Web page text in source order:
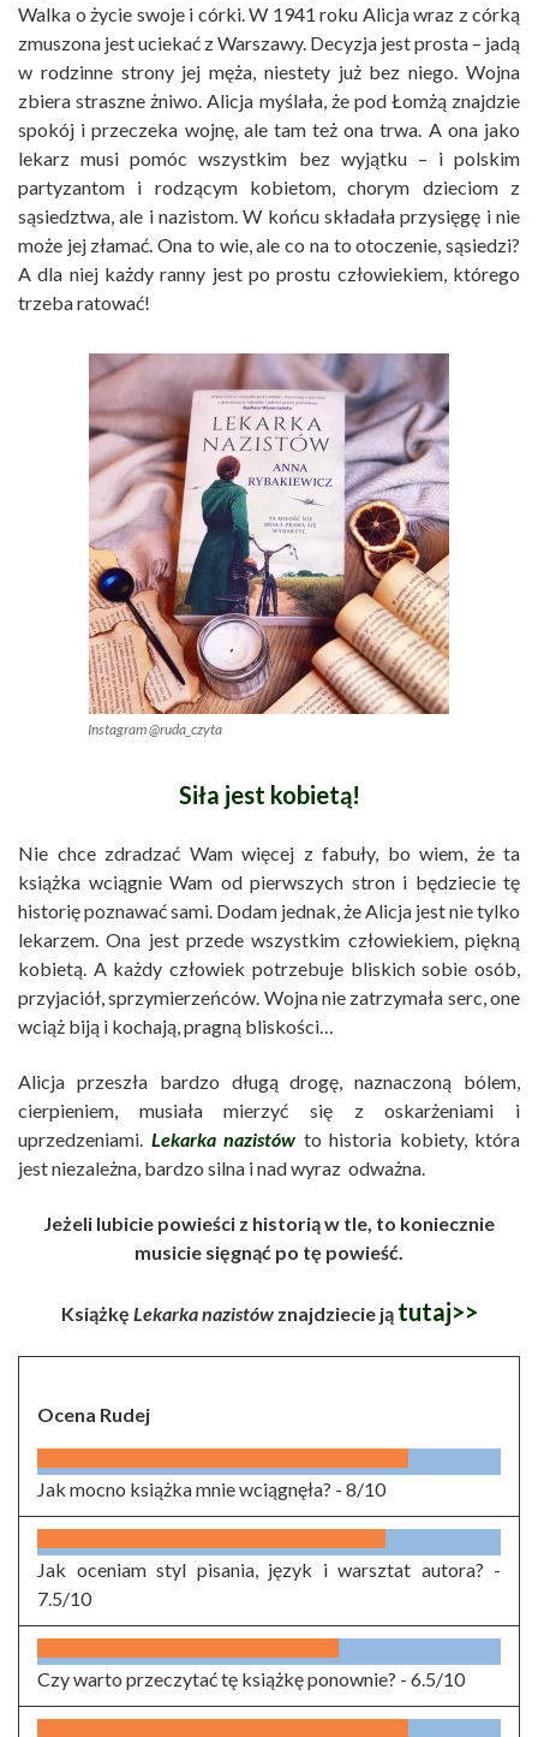
Walka o życie swoje i córki. W 1941 roku Alicja wraz z córką
zmuszona jest uciekać z Warszawy. Decyzja jest prosta – jadą
w rodzinne strony jej męża, niestety już bez niego. Wojna
zbiera straszne żniwo. Alicja myślała, że pod Łomżą znajdzie
spokój i przeczeka wojnę, ale tam też ona trwa. A ona jako
lekarz musi pomóc wszystkim bez wyjątku – i polskim
partyzantom i rodzącym kobietom, chorym dzieciom z
sąsiedztwa, ale i nazistom. W końcu składała przysięgę i nie
może jej złamać. Ona to wie, ale co na to otoczenie, sąsiedzi?
A dla niej każdy ranny jest po prostu człowiekiem, którego
trzeba ratować!
Instagram @ruda_czyta
Siła jest kobietą!
Nie chce zdradzać Wam więcej z fabuły, bo wiem, że ta
książka wciągnie Wam od pierwszych stron i będziecie tę
historię poznawać sami. Dodam jednak, że Alicja jest nie tylko
lekarzem. Ona jest przede wszystkim człowiekiem, piękną
kobietą. A każdy człowiek potrzebuje bliskich sobie osób,
przyjaciół, sprzymierzeńców. Wojna nie zatrzymała serc, one
wciąż biją i kochają, pragną bliskości…
Alicja przeszła bardzo długą drogę, naznaczoną bólem,
cierpieniem, musiała mierzyć się z oskarżeniami i
uprzedzeniami. Lekarka nazistów to historia kobiety, która
jest niezależna, bardzo silna i nad wyraz odważna.
Jeżeli lubicie powieści z historią w tle, to koniecznie
musicie sięgnąć po tę powieść.
Książkę Lekarka nazistówznajdziecie ją tutaj>>
Ocena Rudej
Jak mocno książka mnie wciągnęła? - 8/10
Jak oceniam styl pisania, język i warsztat autora? -
7.5/10
Czy warto przeczytać tę książkę ponownie? - 6.5/10